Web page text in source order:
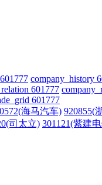
company_history
601777
601777
海马汽车) 920855(
司太立) 301121(紫建